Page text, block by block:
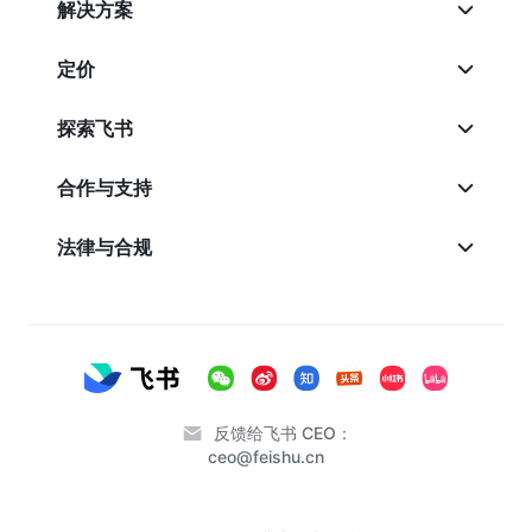
解决方案
定价
探索飞书
合作与支持
法律与合规
反馈给飞书 CEO：
ceo@feishu.cn